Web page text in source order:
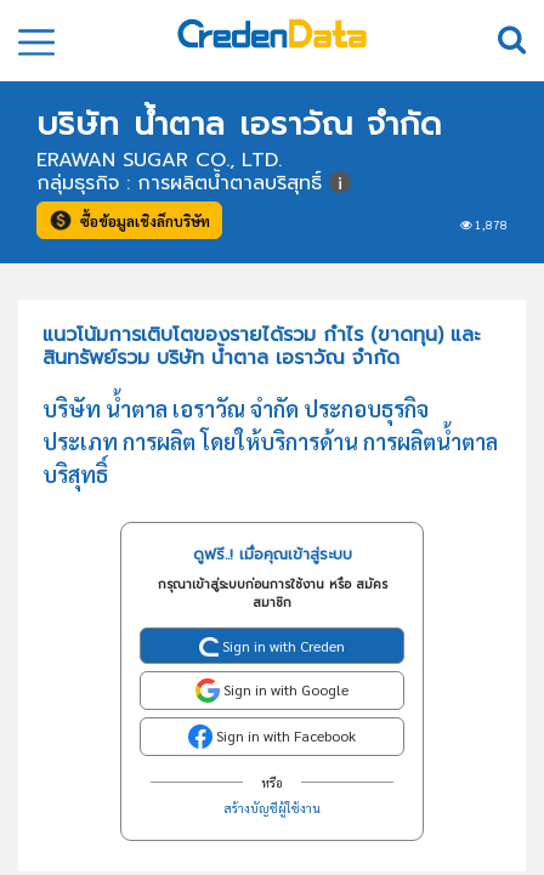
บริษัท น้ำตาล เอราวัณ จำกัด
ERAWAN SUGAR CO., LTD.
1,878
กลุ่มธุรกิจ : การผลิตน้ำตาลบริสุทธิ์
ซื้อข้อมูลเชิงลึกบริษัท
แนวโน้มการเติบโตของรายได้รวม กำไร (ขาดทุน) และ
สินทรัพย์รวม บริษัท น้ำตาล เอราวัณ จำกัด
บริษัท น้ำตาล เอราวัณ จำกัด ประกอบธุรกิจ
ประเภท การผลิต โดยให้บริการด้าน การผลิตน้ำตาล
บริสุทธิ์
ดูฟรี..! เมื่อคุณเข้าสู่ระบบ
กรุณาเข้าสู่ระบบก่อนการใช้งาน หรือ สมัคร
สมาชิก
Sign in with Creden
Sign in with Google
Sign in with Facebook
หรือ
สร้างบัญชีผู้ใช้งาน